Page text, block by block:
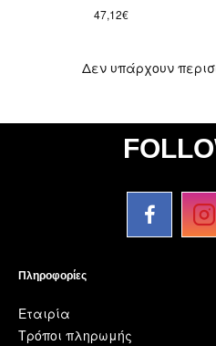
47,12€
Δεν υπάρχουν
Πληροφορίες
Εταιρία
Τρόποι πληρωμής